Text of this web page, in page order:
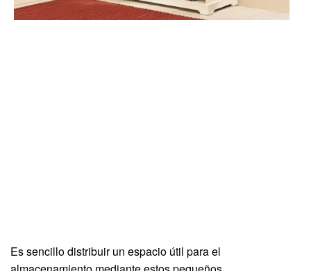
Es sencillo distribuir un espacio útil para el